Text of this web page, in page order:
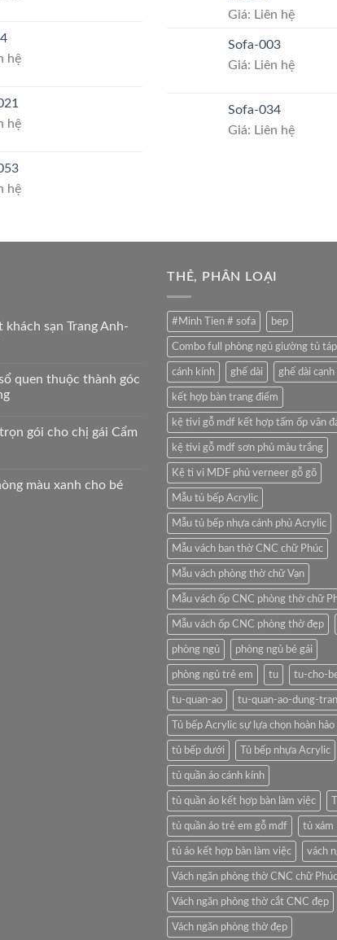
hệ
hệ
hệ
Rated 5.00
Giá: Liên hệ
Sofa-003
Giá: Liên hệ
Sofa-034
Giá: Liên hệ
khách sạn Trang Anh-
quen thuộc thành góc
gói cho chị gái Cẩm
màu xanh cho bé
THẺ, PHÂN LOẠI
#Minh Tien # sofa bep
Combo full phòng ngủ giường tủ táp
cánh kính ghế dài ghế dài cạnh
kết hợp bàn trang điểm
kệ tivi gỗ mdf kết hợp tấm ốp vân
kệ tivi gỗ mdf sơn phủ màu trắng
Kệ ti vi MDF phủ verneer gỗ gõ
Mẫu tủ bếp Acrylic
Mẫu tủ bếp nhựa cánh phủ Acrylic
Mẫu vách ban thờ CNC chữ Phúc
Mẫu vách phòng thờ chữ Vạn
Mẫu vách ốp CNC phòng thờ chữ
Mẫu vách ốp CNC phòng thờ đẹp
phòng ngủ phòng ngủ bé gái
phòng ngủ trẻ em tu tu-cho-
tu-quan-ao tu-quan-ao-dung-tran
Tủ bếp Acrylic sự lựa chọn hoàn
tủ bếp dưới Tủ bếp nhựa Acrylic
tủ quần áo cánh kính
tủ quần áo kết hợp bàn làm việc
tủ quần áo trẻ em gỗ mdf tủ xám
tủ áo kết hợp bàn làm việc vách
Vách ngăn phòng thờ CNC chữ
Vách ngăn phòng thờ cắt CNC đẹp
Vách ngăn phòng thờ đẹp